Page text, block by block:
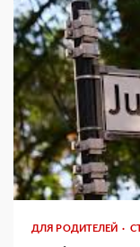
ДЛЯ РОДИТЕЛЕЙ